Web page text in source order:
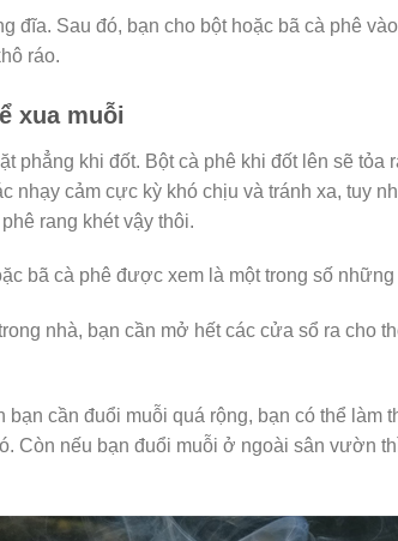
đĩa. Sau đó, bạn cho bột hoặc bã cà phê
ráo.
xua muỗi
phẳng khi đốt. Bột cà phê khi đốt lên sẽ tỏa
nhạy cảm cực kỳ khó chịu và tránh xa, tuy
rang khét vậy thôi.
bã cà phê được xem là một trong số
nhà, bạn cần mở hết các cửa sổ ra cho
bạn cần đuổi muỗi quá rộng, bạn có thể làm
Còn nếu bạn đuổi muỗi ở ngoài sân vườn